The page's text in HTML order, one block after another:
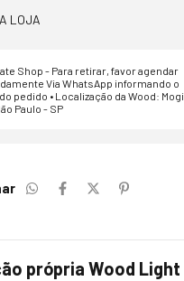
LOJA
Shop - Para retirar, favor agendar
Via WhatsApp informando o
pedido • Localização da Wood: Mogi
Paulo - SP
própria Wood Light